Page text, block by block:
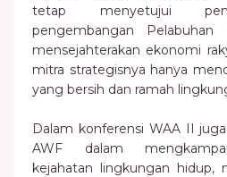
tetap menyetujui
pengembangan
mensejahterakan ekonomi
mitra strategisnya hanya
yang bersih dan ramah
Dalam konferensi WAA II
AWF dalam
kejahatan lingkungan hidup,